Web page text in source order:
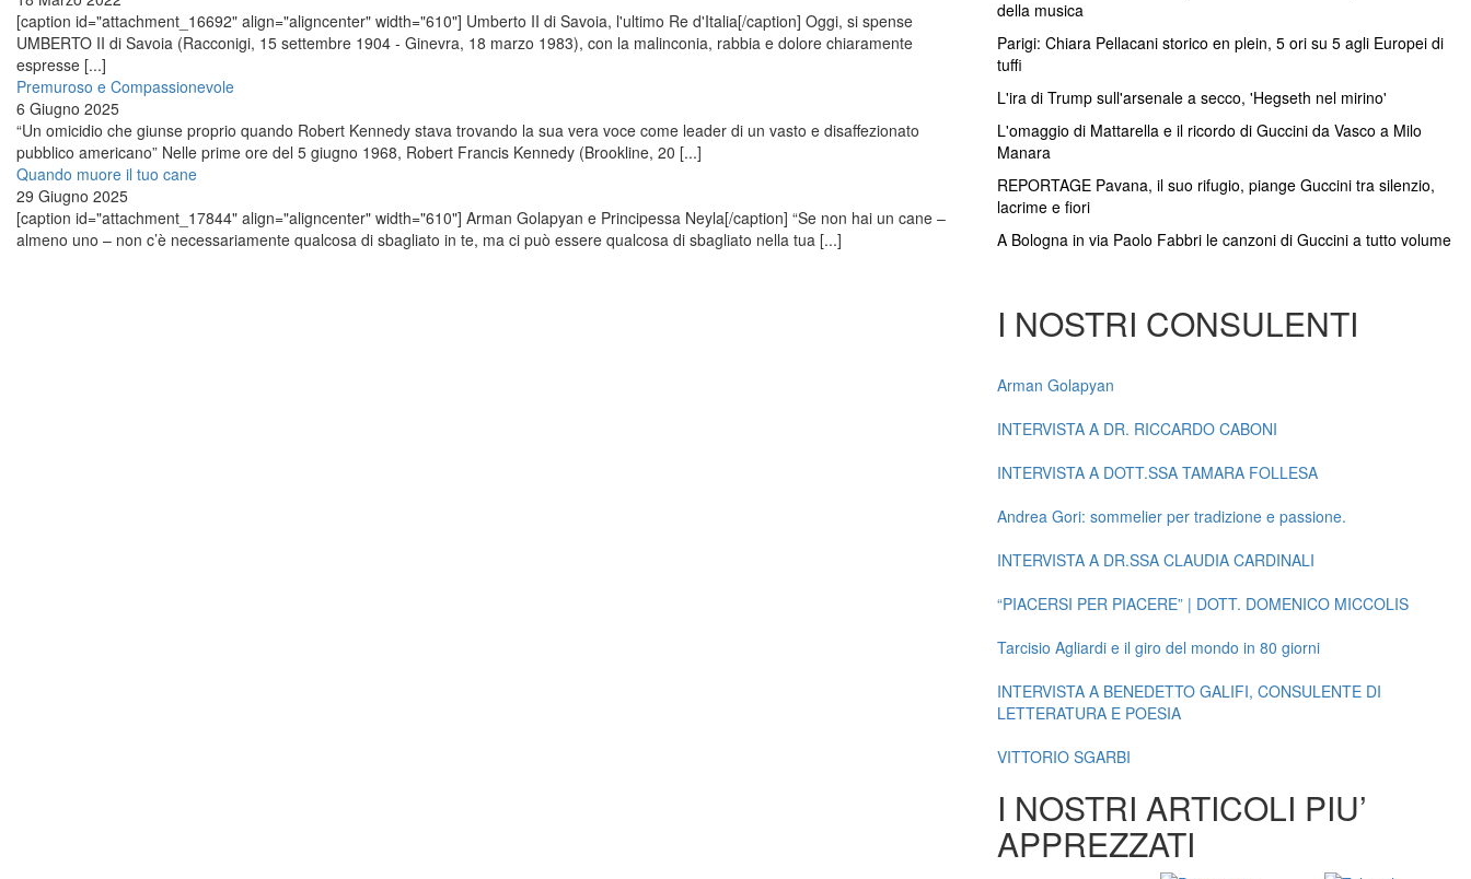
[caption id="attachment_16692" align="aligncenter" width="610"] Umberto II di Savoia, l'ultimo Re d'Italia[/caption] Oggi, si spense
UMBERTO II di Savoia (Racconigi, 15 settembre 1904 - Ginevra, 18 marzo 1983), con la malinconia, rabbia e dolore chiaramente
espresse [...]
Premuroso e Compassionevole
6 Giugno 2025
“Un omicidio che giunse proprio quando Robert Kennedy stava trovando la sua vera voce come leader di un vasto e disaffezionato
pubblico americano” Nelle prime ore del 5 giugno 1968, Robert Francis Kennedy (Brookline, 20 [...]
Quando muore il tuo cane
29 Giugno 2025
[caption id="attachment_17844" align="aligncenter" width="610"] Arman Golapyan e Principessa Neyla[/caption] “Se non hai un cane –
almeno uno – non c’è necessariamente qualcosa di sbagliato in te, ma ci può essere qualcosa di sbagliato nella tua [...]
della musica
Parigi: Chiara Pellacani storico en plein, 5 ori su 5 agli Europei di
tuffi
L'ira di Trump sull'arsenale a secco, 'Hegseth nel mirino'
L'omaggio di Mattarella e il ricordo di Guccini da Vasco a Milo
Manara
REPORTAGE Pavana, il suo rifugio, piange Guccini tra silenzio,
lacrime e fiori
A Bologna in via Paolo Fabbri le canzoni di Guccini a tutto volume
I NOSTRI CONSULENTI
Arman Golapyan
INTERVISTA A DR. RICCARDO CABONI
INTERVISTA A DOTT.SSA TAMARA FOLLESA
Andrea Gori: sommelier per tradizione e passione.
INTERVISTA A DR.SSA CLAUDIA CARDINALI
“PIACERSI PER PIACERE” | DOTT. DOMENICO MICCOLIS
Tarcisio Agliardi e il giro del mondo in 80 giorni
INTERVISTA A BENEDETTO GALIFI, CONSULENTE DI
LETTERATURA E POESIA
VITTORIO SGARBI
I NOSTRI ARTICOLI PIU’
APPREZZATI